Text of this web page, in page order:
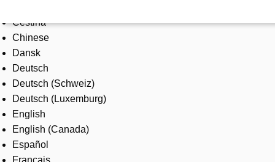
Products & Solutions
Industries
Services
About us
Where to buy
Contact us
Careers
Čeština
Chinese
Dansk
Deutsch
Deutsch (Schweiz)
Deutsch (Luxemburg)
English
English (Canada)
Español
Français